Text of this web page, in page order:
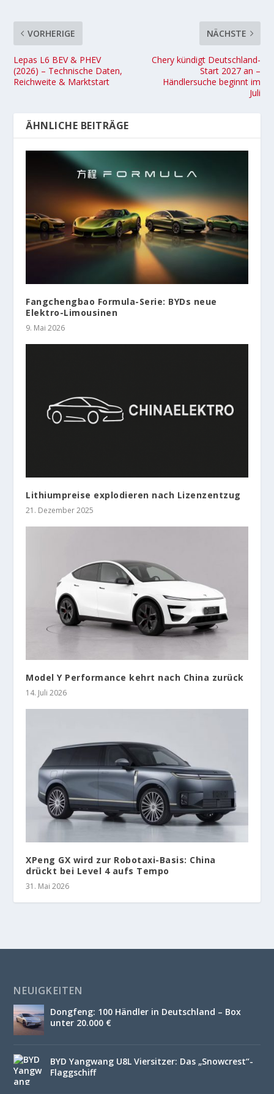
VORHERIGE
Lepas L6 BEV & PHEV
(2026) – Technische Daten,
Reichweite & Marktstart
NÄCHSTE
Chery kündigt Deutschland-
Start 2027 an –
Händlersuche beginnt im
Juli
ÄHNLICHE BEITRÄGE
Fangchengbao Formula-Serie: BYDs neue
Elektro-Limousinen
9. Mai 2026
Lithiumpreise explodieren nach Lizenzentzug
21. Dezember 2025
Model Y Performance kehrt nach China zurück
14. Juli 2026
XPeng GX wird zur Robotaxi-Basis: China
drückt bei Level 4 aufs Tempo
31. Mai 2026
NEUIGKEITEN
Dongfeng: 100 Händler in Deutschland – Box
unter 20.000 €
BYD Yangwang U8L Viersitzer: Das „Snowcrest“-
Flaggschiff